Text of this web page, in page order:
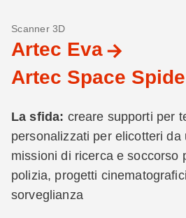
Scanner 3D
Artec Eva
Artec Space
La sfida: creare supporti per
personalizzati per elicotteri da
missioni di ricerca e soccorso
polizia, progetti
sorveglianza